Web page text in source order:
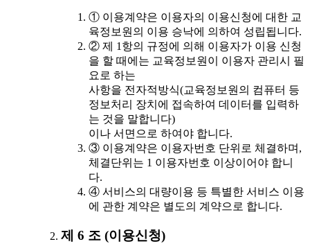
① 이용계약은 이용자의 이용신청에 대한 교
육정보원의 이용 승낙에 의하여 성립됩니다.
② 제 1항의 규정에 의해 이용자가 이용 신청
을 할 때에는 교육정보원이 이용자 관리시 필
요로 하는
사항을 전자적방식(교육정보원의 컴퓨터 등
정보처리 장치에 접속하여 데이터를 입력하
는 것을 말합니다)
이나 서면으로 하여야 합니다.
③ 이용계약은 이용자번호 단위로 체결하며,
체결단위는 1 이용자번호 이상이어야 합니
다.
④ 서비스의 대량이용 등 특별한 서비스 이용
에 관한 계약은 별도의 계약으로 합니다.
제 6 조 (이용신청)